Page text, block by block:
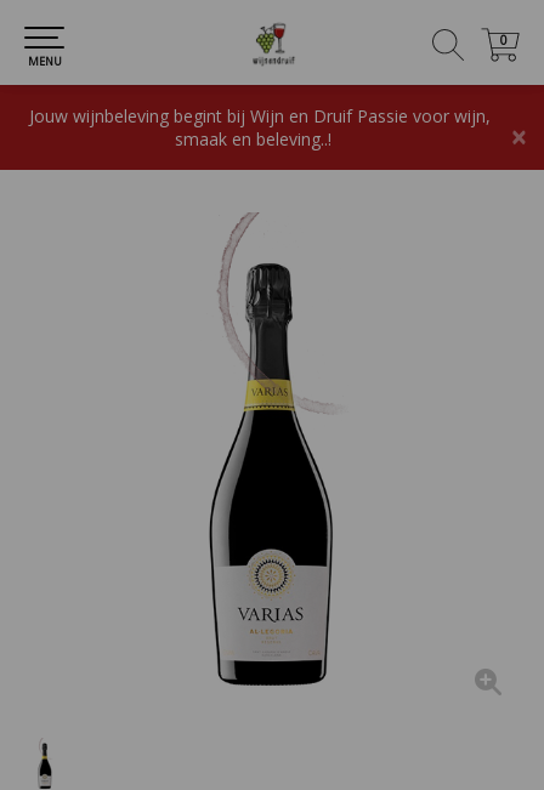
0
0
MENU
Jouw wijnbeleving begint bij Wijn en Druif Passie voor wijn,
smaak en beleving..!
×